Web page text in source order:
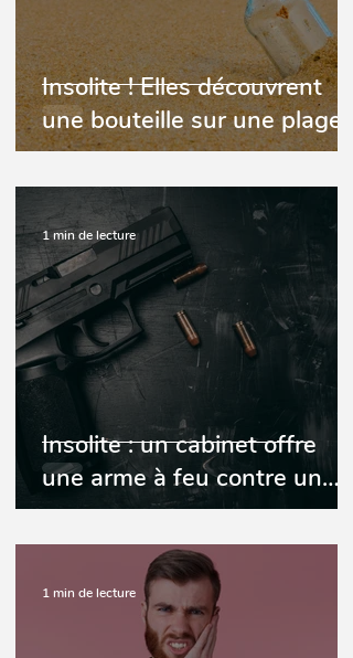
Insolite ! Elles découvrent
une bouteille sur une plage
contenant deux dents
Insolite : un cabinet offre
une arme à feu contre un
traitement d'orthodontie
1 min de lecture
1 min de lecture